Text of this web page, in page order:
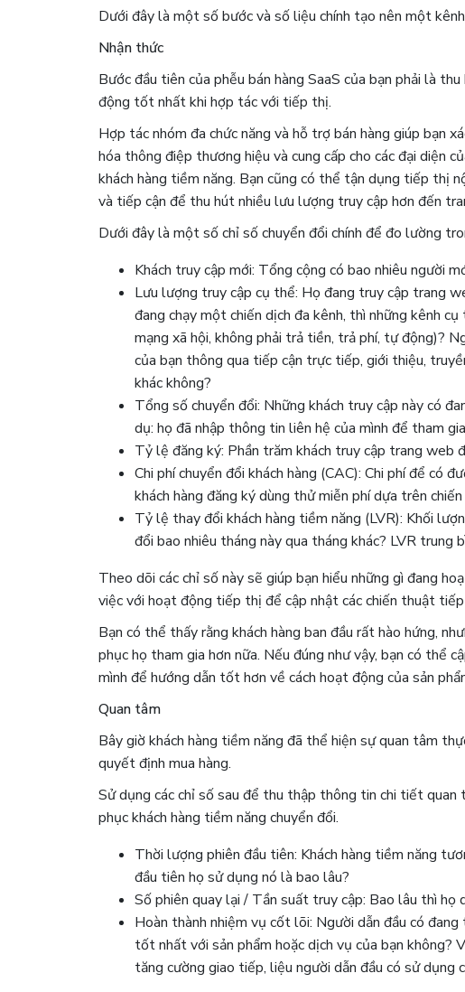
Dưới đây là một số bước và số liệu chính tạo nên một kênh
Nhận thức
Bước đầu tiên của phễu bán hàng SaaS của bạn phải là
động tốt nhất khi hợp tác với tiếp thị.
Hợp tác nhóm đa chức năng và hỗ trợ bán hàng giúp bạn
hóa thông điệp thương hiệu và cung cấp cho các đại diện
khách hàng tiềm năng. Bạn cũng có thể tận dụng tiếp thị
và tiếp cận để thu hút nhiều lưu lượng truy cập hơn đến
Dưới đây là một số chỉ số chuyển đổi chính để đo lường
Khách truy cập mới: Tổng cộng có bao nhiêu người
Lưu lượng truy cập cụ thể: Họ đang truy cập trang
đang chạy một chiến dịch đa kênh, thì những kênh
mạng xã hội, không phải trả tiền, trả phí, tự động)?
của bạn thông qua tiếp cận trực tiếp, giới thiệu,
khác không?
Tổng số chuyển đổi: Những khách truy cập này có
dụ: họ đã nhập thông tin liên hệ của mình để tham
Tỷ lệ đăng ký: Phần trăm khách truy cập trang web
Chi phí chuyển đổi khách hàng (CAC): Chi phí để có
khách hàng đăng ký dùng thử miễn phí dựa trên
Tỷ lệ thay đổi khách hàng tiềm năng (LVR): Khối
đổi bao nhiêu tháng này qua tháng khác? LVR trung
Theo dõi các chỉ số này sẽ giúp bạn hiểu những gì đang
việc với hoạt động tiếp thị để cập nhật các chiến thuật
Bạn có thể thấy rằng khách hàng ban đầu rất hào hứng,
phục họ tham gia hơn nữa. Nếu đúng như vậy, bạn có thể
mình để hướng dẫn tốt hơn về cách hoạt động của sản
Quan tâm
Bây giờ khách hàng tiềm năng đã thể hiện sự quan tâm
quyết định mua hàng.
Sử dụng các chỉ số sau để thu thập thông tin chi tiết
phục khách hàng tiềm năng chuyển đổi.
Thời lượng phiên đầu tiên: Khách hàng tiềm năng
đầu tiên họ sử dụng nó là bao lâu?
Số phiên quay lại / Tần suất truy cập: Bao lâu thì họ
Hoàn thành nhiệm vụ cốt lõi: Người dẫn đầu có
tốt nhất với sản phẩm hoặc dịch vụ của bạn không?
tăng cường giao tiếp, liệu người dẫn đầu có sử dụng